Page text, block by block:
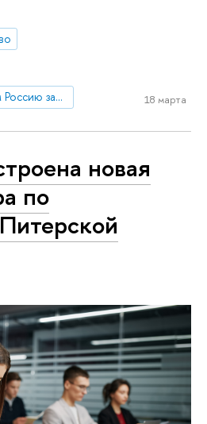
экспедиции “Открываем Россию заново”
18 марта
новая
по